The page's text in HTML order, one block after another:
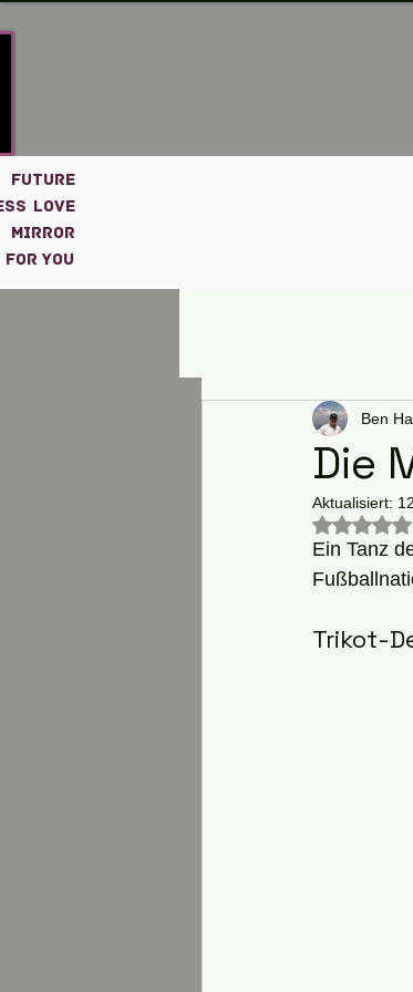
LOVE
for you
Die
Ben
Aktualisiert:
Mit
Ein Tanz
Trikot-